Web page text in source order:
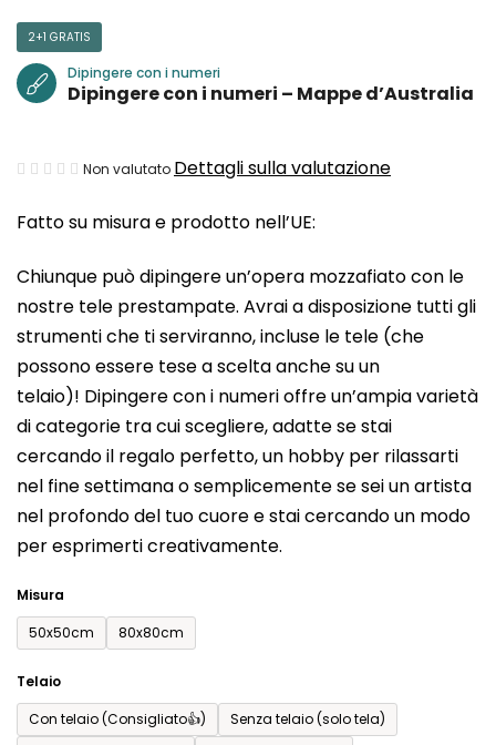
Fatto su misura e prodotto nell’UE:
Chiunque può dipingere un’opera mozzafiato con le
nostre tele prestampate. Avrai a disposizione tutti gli
strumenti che ti serviranno, incluse le tele (che
possono essere tese a scelta anche su un
telaio)! Dipingere con i numeri offre un’ampia varietà
di categorie tra cui scegliere, adatte se stai
cercando il regalo perfetto, un hobby per rilassarti
nel fine settimana o semplicemente se sei un artista
nel profondo del tuo cuore e stai cercando un modo
per esprimerti creativamente.
Misura
50x50cm
80x80cm
Telaio
Con telaio (Consigliato👍)
Senza telaio (solo tela)
2+1 GRATIS
Dipingere con i numeri
Dipingere con i numeri – Mappe d’Australia
La
media
prodotto
è
0,0
su
5
stelle.
Non valutato Dettagli sulla valutazione